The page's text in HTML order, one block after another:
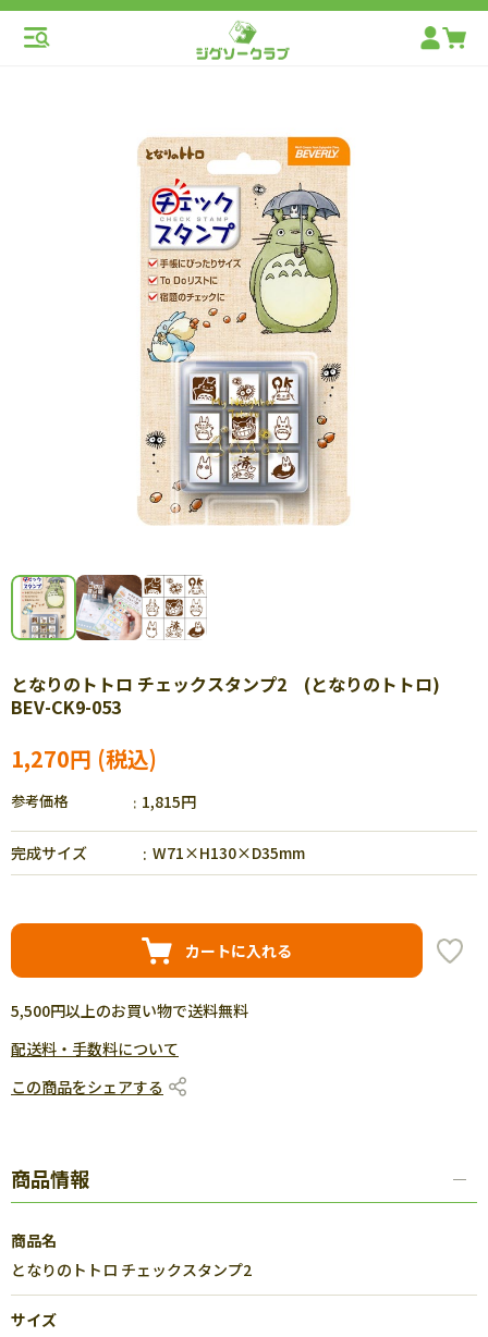
となりのトトロ チェックスタンプ2 (となりのトトロ)
BEV-CK9-053
1,270円
参考価格 1,815円
完成サイズ W71×H130×D35mm
カートに入れる
5,500円以上のお買い物で送料無料
配送料・手数料について
この商品をシェアする
商品情報
商品名
となりのトトロ チェックスタンプ2
サイズ